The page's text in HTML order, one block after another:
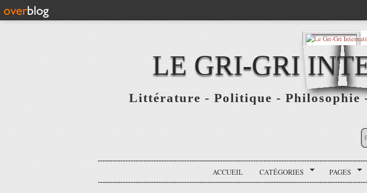
LE GRI-GRI
Littérature - Politique - Philosophie
ACCUEIL CATÉGORIES PAGES